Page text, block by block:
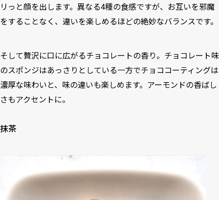
リっと顔を出します。異なる4種の食感ですが、お互いを邪魔
をすることなく、違いを楽しめるほどの絶妙なバランスです。
そして贅沢に口に広がるチョコレートの香り。チョコレート味
のスポンジはあっさりとしている一方でチョココーティングは
濃厚な味わいと、味の違いも楽しめます。アーモンドの香ばし
さもアクセントに。
抹茶